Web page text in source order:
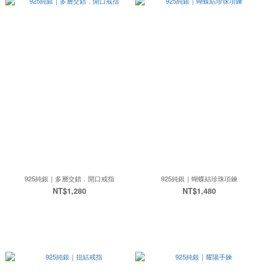
925純銀｜多層交錯．開口戒指
NT$1,280
925純銀｜蝴蝶結珍珠項鍊
NT$1,480